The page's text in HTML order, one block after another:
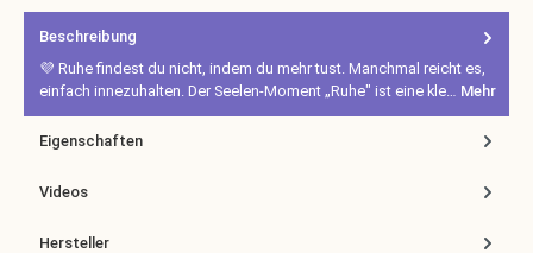
Beschreibung
💜 Ruhe findest du nicht, indem du mehr tust. Manchmal reicht es,
einfach innezuhalten. Der Seelen-Moment „Ruhe" ist eine kle… Mehr
Eigenschaften
Videos
Hersteller